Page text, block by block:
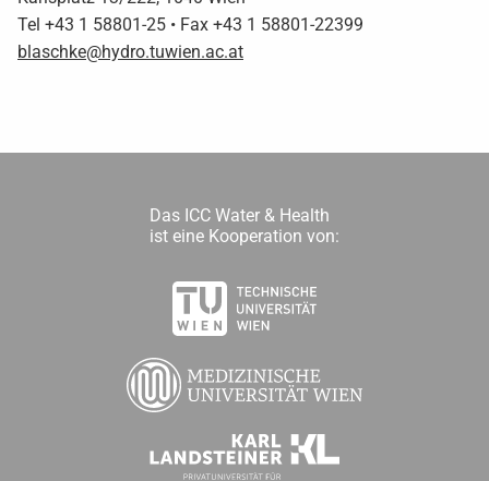
Tel +43 1 58801-25 • Fax +43 1 58801-22399
blaschke@hydro.tuwien.ac.at
Das ICC Water & Health
ist eine Kooperation von: